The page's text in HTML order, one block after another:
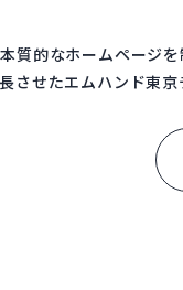
質的なホームページ
させたエムハンド東京